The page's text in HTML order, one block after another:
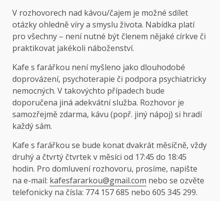
V rozhovorech nad kávou/čajem je možné sdílet
otázky ohledně víry a smyslu života. Nabídka platí
pro všechny – není nutné být členem nějaké církve či
praktikovat jakékoli náboženství.
Kafe s farářkou není myšleno jako dlouhodobé
doprovázení, psychoterapie či podpora psychiatricky
nemocných. V takovýchto případech bude
doporučena jiná adekvátní služba. Rozhovor je
samozřejmě zdarma, kávu (popř. jiný nápoj) si hradí
každý sám.
Kafe s farářkou se bude konat dvakrát měsíčně, vždy
druhý a čtvrtý čtvrtek v měsíci od 17:45 do 18:45
hodin. Pro domluvení rozhovoru, prosíme, napište
na e-mail: kafesfararkou@gmail.com nebo se ozvěte
telefonicky na čísla: 774 157 685 nebo 605 345 299.